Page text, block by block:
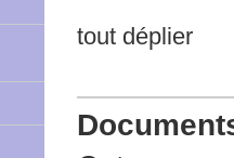
tout déplier